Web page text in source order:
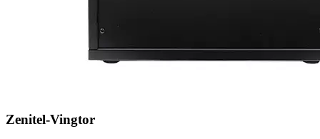
Zenitel-Vingtor